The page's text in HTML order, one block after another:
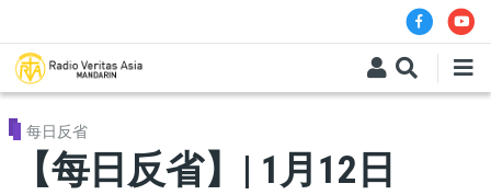
每日反省
【每日反省】| 1月12日